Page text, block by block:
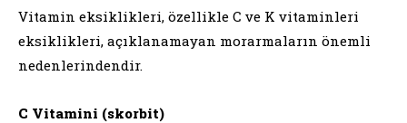
Vitamin eksiklikleri, özellikle C ve K vitaminleri
eksiklikleri, açıklanamayan morarmaların önemli
nedenlerindendir.
C Vitamini (skorbit)